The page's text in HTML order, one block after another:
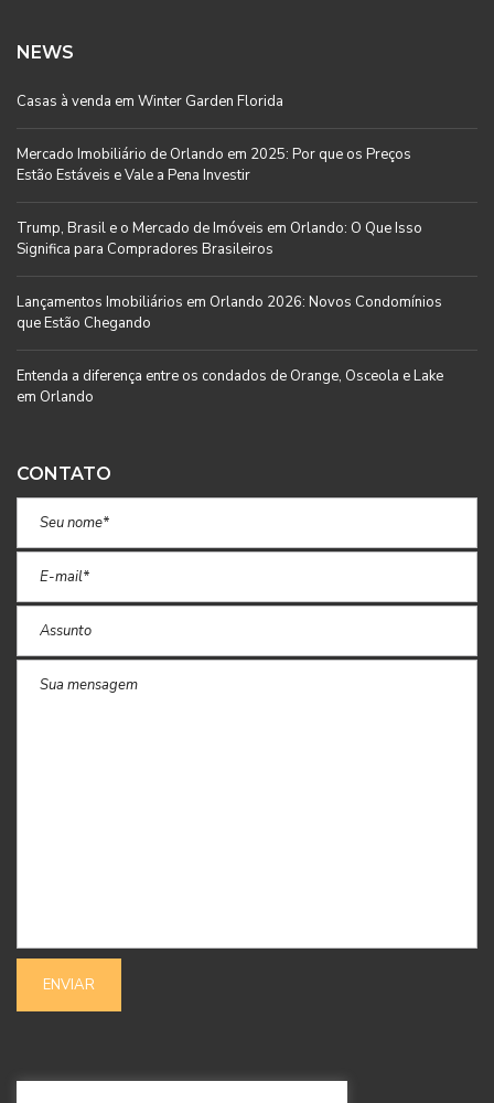
NEWS
Casas à venda em Winter Garden Florida
Mercado Imobiliário de Orlando em 2025: Por que os Preços
Estão Estáveis e Vale a Pena Investir
Trump, Brasil e o Mercado de Imóveis em Orlando: O Que Isso
Significa para Compradores Brasileiros
Lançamentos Imobiliários em Orlando 2026: Novos Condomínios
que Estão Chegando
Entenda a diferença entre os condados de Orange, Osceola e Lake
em Orlando
CONTATO
SIGA-NOS